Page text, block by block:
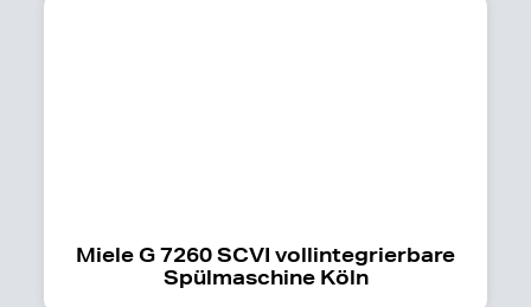
Miele G 7260 SCVI vollintegrierbare
Spülmaschine Köln